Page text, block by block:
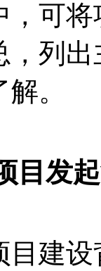
可将
，列
。
目发
建设